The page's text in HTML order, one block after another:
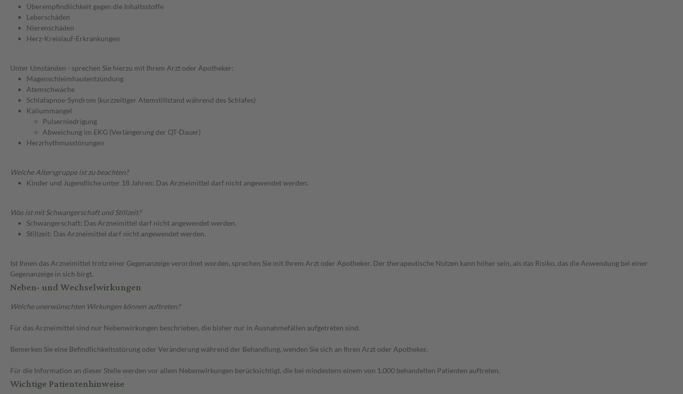
Überempfindlichkeit gegen die Inhaltsstoffe
Leberschäden
Nierenschäden
Herz-Kreislauf-Erkrankungen
Unter Umständen - sprechen Sie hierzu mit Ihrem Arzt oder Apotheker:
Magenschleimhautentzündung
Atemschwäche
Schlafapnoe-Syndrom (kurzzeitiger Atemstillstand während des Schlafes)
Kaliummangel
Pulserniedrigung
Abweichung im EKG (Verlängerung der QT-Dauer)
Herzrhythmusstörungen
Welche Altersgruppe ist zu beachten?
Kinder und Jugendliche unter 18 Jahren: Das Arzneimittel darf nicht angewendet werden.
Was ist mit Schwangerschaft und Stillzeit?
Schwangerschaft: Das Arzneimittel darf nicht angewendet werden.
Stillzeit: Das Arzneimittel darf nicht angewendet werden.
Ist Ihnen das Arzneimittel trotz einer Gegenanzeige verordnet worden, sprechen Sie mit Ihrem Arzt oder Apotheker. Der therapeutische Nutzen kann höher sein, als das Risiko, das die Anwendung bei einer
Gegenanzeige in sich birgt.
Neben- und Wechselwirkungen
Welche unerwünschten Wirkungen können auftreten?
Für das Arzneimittel sind nur Nebenwirkungen beschrieben, die bisher nur in Ausnahmefällen aufgetreten sind.
Bemerken Sie eine Befindlichkeitsstörung oder Veränderung während der Behandlung, wenden Sie sich an Ihren Arzt oder Apotheker.
Für die Information an dieser Stelle werden vor allem Nebenwirkungen berücksichtigt, die bei mindestens einem von 1.000 behandelten Patienten auftreten.
Wichtige Patientenhinweise